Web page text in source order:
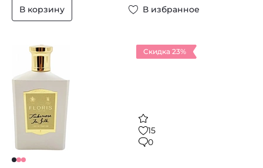
В корзину В избранное
Скидка 23%
15
0